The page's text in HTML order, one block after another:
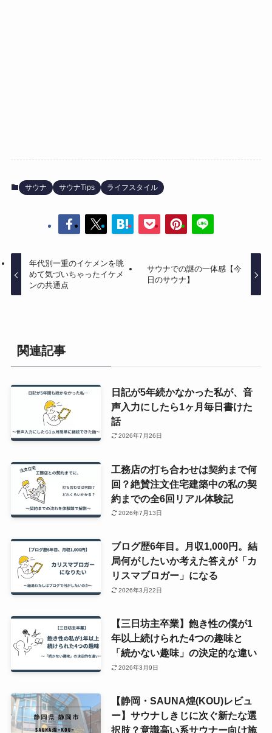
サウナ サウナTips ライフスタイル
年代別一重のイケメンを眺
めて気づいちゃったイケメ
ンの共通点
サウナでの謎の一体感【今
日のサウナ】
関連記事
日記が5年続かなかった私が、音
声入力にしたら1ヶ月毎日書けた
話
2026年7月26日
工務店の打ち合わせは契約まで何
回？絶賛注文住宅建築中の私の契
約までの全6回リアル体験記
2026年7月13日
ブログ歴6年目。月収1,000円。結
局何がしたいか考えた答えが「カ
リスマブロガー」になる
2026年3月22日
【三日坊主卒業】飽き性の僕が1
年以上続けられた4つの趣味と
「続かない趣味」の決定的な違い
2026年3月9日
【静岡・SAUNA煌(KOU)レビュ
ー】サウナしきじに次ぐ新たな選
択肢？意識高い系サウナー向け施